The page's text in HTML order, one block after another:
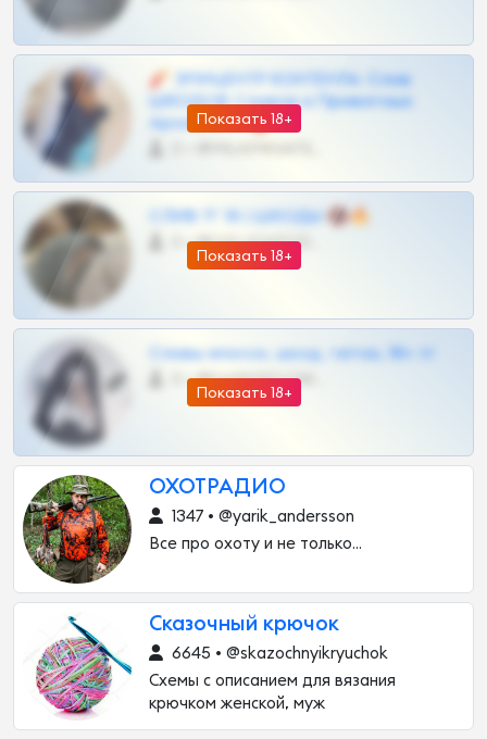
Показать 18+
🧨 ЭПИЦЕНТР КОНТЕНТА: Слив
ШКОДОВ Сливов и Приватных
Архивов ТГ 🔞💎
Показать 18+
СЛИВ ТГ 18 | ШКОДЫ 🔞🔥
0 •
Показать 18+
Сливы вписок, шкод, теток, 18+ тг
0 •
ОХОТРАДИО
1347 • @yarik_andersson
Все про охоту и не только...
Сказочный крючок
6645 • @skazochnyikryuchok
Схемы с описанием для вязания
крючком женской, муж